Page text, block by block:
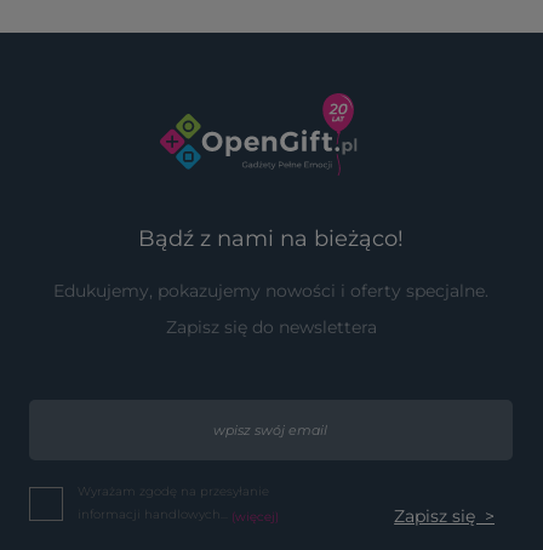
Bądź z nami na bieżąco!
Edukujemy, pokazujemy nowości i oferty specjalne.
Zapisz się do newslettera
Wyrażam zgodę na przesyłanie
informacji handlowych... (więcej)